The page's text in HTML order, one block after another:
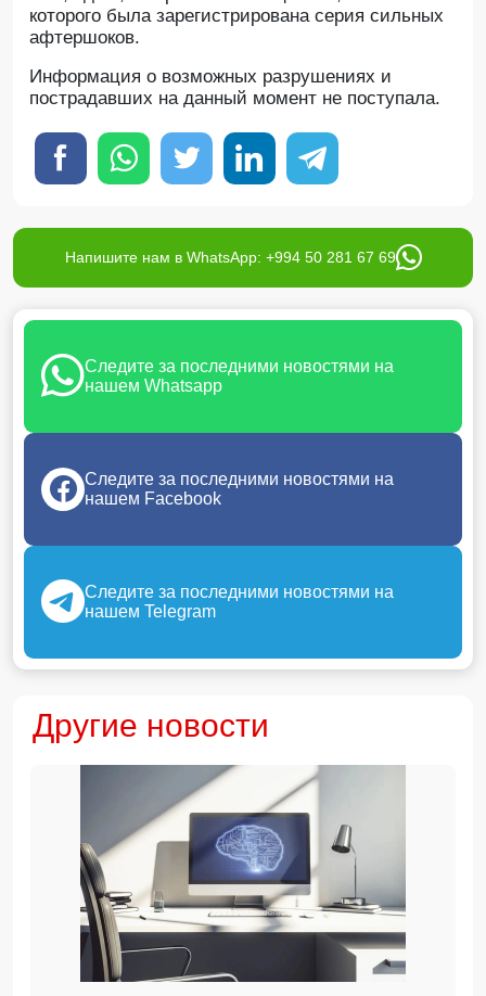
которого была зарегистрирована серия сильных
афтершоков.
Информация о возможных разрушениях и
пострадавших на данный момент не поступала.
Напишите нам в WhatsApp: +994 50 281 67 69
Следите за последними новостями на
нашем Whatsapp
Следите за последними новостями на
нашем Facebook
Следите за последними новостями на
нашем Telegram
Другие новости